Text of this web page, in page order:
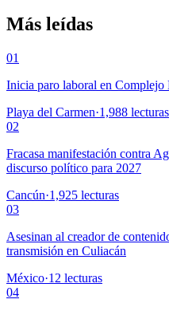
Más leídas
01
Inicia paro laboral en Complejo
Playa del Carmen·1,988 lecturas
02
Fracasa manifestación contra
discurso político para 2027
Cancún·1,925 lecturas
03
Asesinan al creador de
transmisión en Culiacán
México·12 lecturas
04